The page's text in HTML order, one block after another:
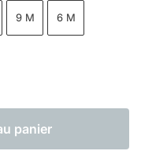
9 M 6 M
panier